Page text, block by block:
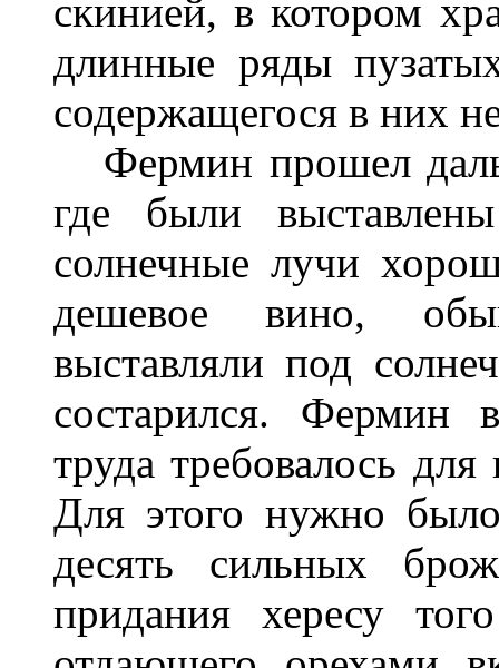
скинией, в котором
длинные ряды
содержащегося в них
Фермин прошел
где были
солнечные лучи
дешевое вино,
выставляли под
состарился. Фермин
труда требовалось
Для этого нужно
десять сильных
придания хересу